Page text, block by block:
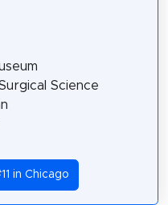
Science
in Chicago